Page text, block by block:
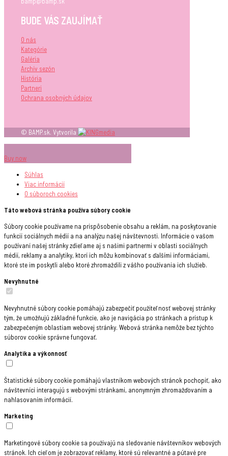
BUDE VÁS ZAUJÍMAŤ
O nás
Kategórie
Galéria
Archív sezón
História
Partneri
Ochrana osobných údajov
© BAMP.sk. Vytvorila
Buy now
Súhlas
Viac informácií
O súboroch cookies
Táto webová stránka používa súbory cookie
Súbory cookie používame na prispôsobenie obsahu a reklám, na poskytovanie
funkcií sociálnych médií a na analýzu našej návštevnosti. Informácie o vašom
používaní našej stránky zdieľame aj s našimi partnermi v oblasti sociálnych
médií, reklamy a analytiky, ktorí ich môžu kombinovať s ďalšími informáciami,
ktoré ste im poskytli alebo ktoré zhromaždili z vášho používania ich služieb.
Nevyhnutné
Nevyhnutné súbory cookie pomáhajú zabezpečiť použiteľnosť webovej stránky
tým, že umožňujú základné funkcie, ako je navigácia po stránkach a prístup k
zabezpečeným oblastiam webovej stránky. Webová stránka nemôže bez týchto
súborov cookie správne fungovať.
Analytika a výkonnosť
Štatistické súbory cookie pomáhajú vlastníkom webových stránok pochopiť, ako
návštevníci interagujú s webovými stránkami, anonymným zhromažďovaním a
nahlasovaním informácií.
Marketing
Marketingové súbory cookie sa používajú na sledovanie návštevníkov webových
stránok. Ich cieľom je zobrazovať reklamy, ktoré sú relevantné a pútavé pre